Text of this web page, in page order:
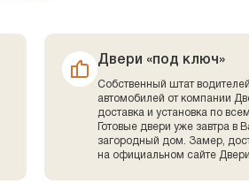
Двери «под ключ»
Собственный штат
автомобилей от компании
доставка и установка по
Готовые двери уже завтра в
загородный дом. Замер,
на официальном сайте